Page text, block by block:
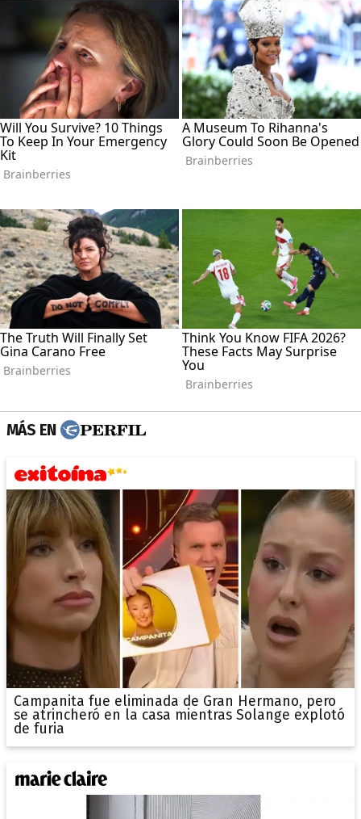
MÁS EN
Campanita fue eliminada de Gran Hermano, pero
se atrincheró en la casa mientras Solange explotó
de furia